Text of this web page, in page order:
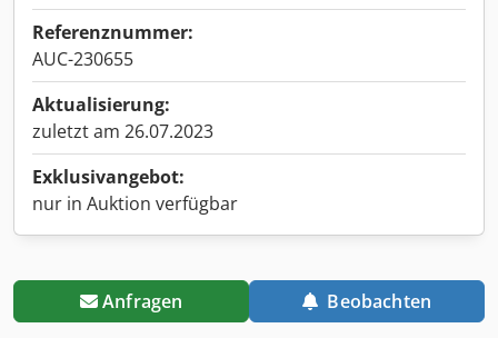
Referenznummer:
AUC-230655
Aktualisierung:
zuletzt am 26.07.2023
Exklusivangebot:
nur in Auktion verfügbar
Anfragen Beobachten